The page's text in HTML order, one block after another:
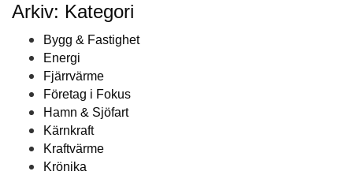
Arkiv: Kategori
Bygg & Fastighet
Energi
Fjärrvärme
Företag i Fokus
Hamn & Sjöfart
Kärnkraft
Kraftvärme
Krönika